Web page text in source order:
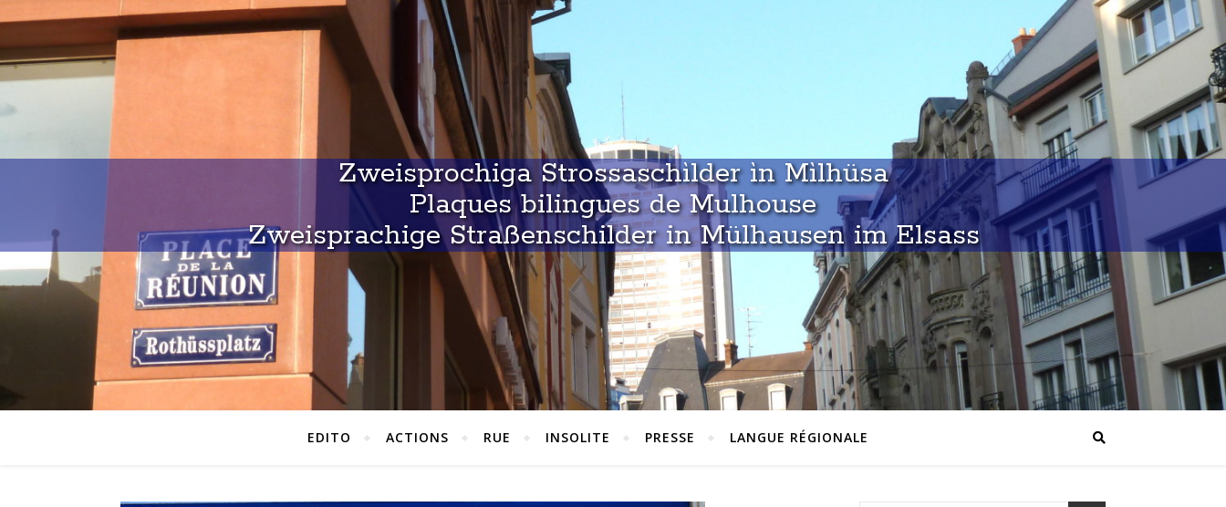
Zweisprochiga Strossaschìlder ìn Mìlhüsa
Plaques bilingues de Mulhouse
Zweisprachige Straßenschilder in Mülhausen im Elsass
EDITO ACTIONS RUE INSOLITE PRESSE LANGUE RÉGIONALE